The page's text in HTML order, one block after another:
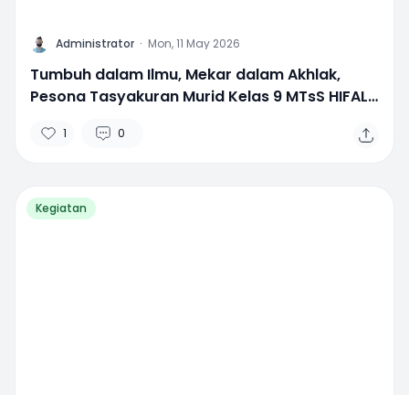
A Administrator · Mon, 11 May 2026
Tumbuh dalam Ilmu, Mekar dalam Akhlak,
Pesona Tasyakuran Murid Kelas 9 MTsS HIFAL
1 0
Kegiatan